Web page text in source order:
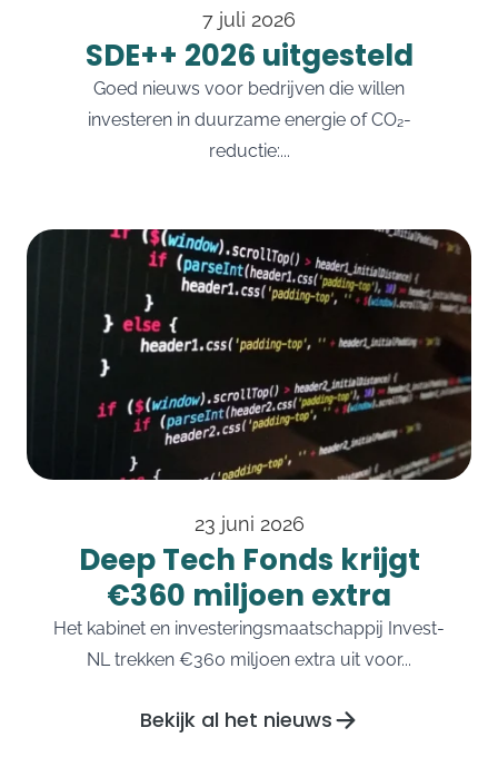
7 juli 2026
SDE++ 2026 uitgesteld
Goed nieuws voor bedrijven die willen
investeren in duurzame energie of CO₂-
reductie:...
23 juni 2026
Deep Tech Fonds krijgt
€360 miljoen extra
Het kabinet en investeringsmaatschappij Invest-
NL trekken €360 miljoen extra uit voor...
Bekijk al het nieuws